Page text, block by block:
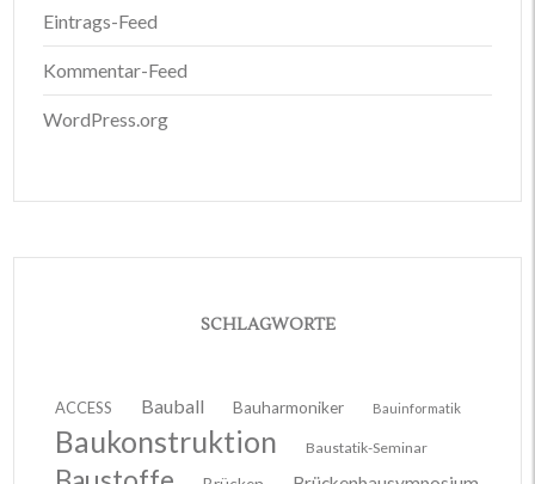
Eintrags-Feed
Kommentar-Feed
WordPress.org
SCHLAGWORTE
ACCESS Bauball Bauharmoniker Bauinformatik
Baukonstruktion Baustatik-Seminar